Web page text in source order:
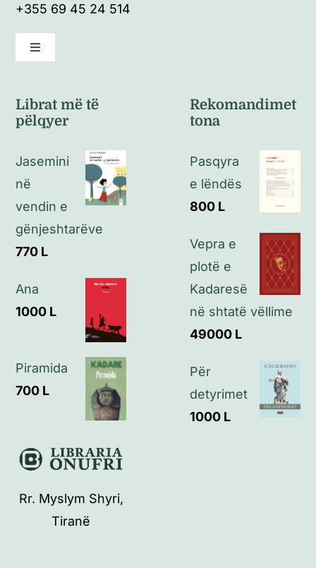
+355 69 45 24 514
Toggle
Politikat e kthimeve
Politikat e privatësisë
Librat më të
pëlqyer
Jasemini
në
vendin e
gënjeshtarëve
770 L
Ana
1000 L
Piramida
700 L
Rekomandimet
tona
Pasqyra
e lëndës
800 L
Vepra e
plotë e
Kadaresë
në shtatë vëllime
49000 L
Për
detyrimet
1000 L
Rr. Myslym Shyri,
Tiranë